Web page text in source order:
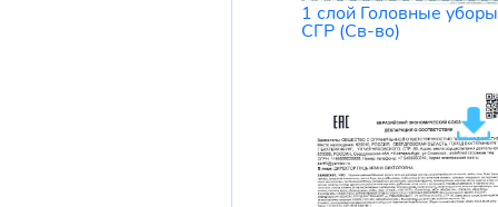
1 слой Головные уборы
СГР (Св-во)